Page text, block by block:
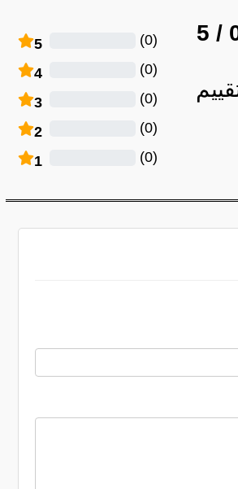
/ 5
5 (
0
)
4 (
0
)
3 (
0
)
2 (
0
)
1 (
0
)